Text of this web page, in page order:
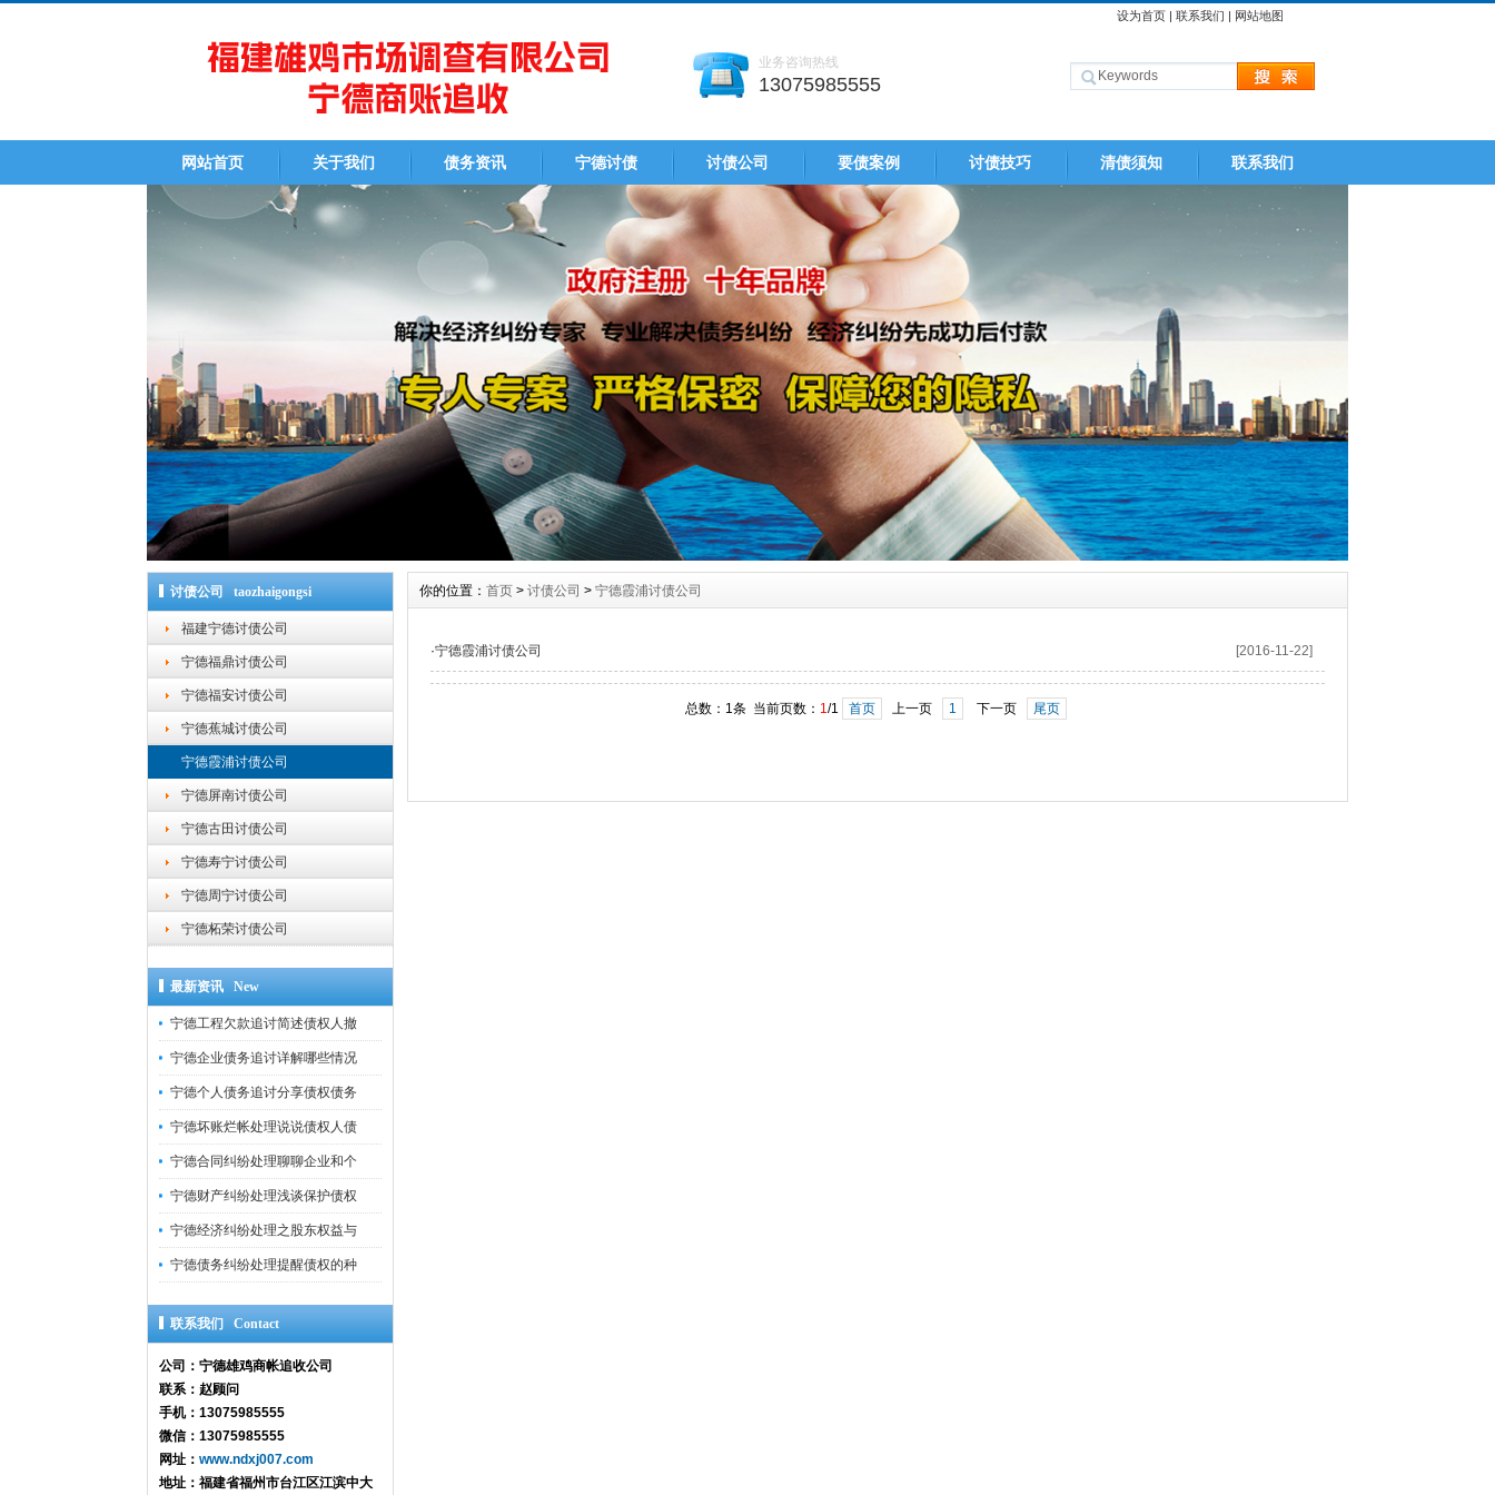
设为首页| 联系我们 | 网站地图
业务咨询热线
13075985555
网站首页 关于我们 债务资讯 宁德讨债 讨债公司 要债案例 讨债技巧 清债须知 联系我们
讨债公司 taozhaigongsi
福建宁德讨债公司
宁德福鼎讨债公司
宁德福安讨债公司
宁德蕉城讨债公司
宁德霞浦讨债公司
宁德屏南讨债公司
宁德古田讨债公司
宁德寿宁讨债公司
宁德周宁讨债公司
宁德柘荣讨债公司
最新资讯 New
宁德工程欠款追讨简述债权人撤
宁德企业债务追讨详解哪些情况
宁德个人债务追讨分享债权债务
宁德坏账烂帐处理说说债权人债
宁德合同纠纷处理聊聊企业和个
宁德财产纠纷处理浅谈保护债权
宁德经济纠纷处理之股东权益与
宁德债务纠纷处理提醒债权的种
联系我们 Contact
公司：宁德雄鸡商帐追收公司
联系：赵顾问
手机：13075985555
微信：13075985555
网址： www.ndxj007.com
地址：福建省福州市台江区江滨中大
你的位置： 首页 > 讨债公司 > 宁德霞浦讨债公司
·宁德霞浦讨债公司 [2016-11-22]
总数：1条 当前页数： 1/1 首页 上一页 1 下一页 尾页